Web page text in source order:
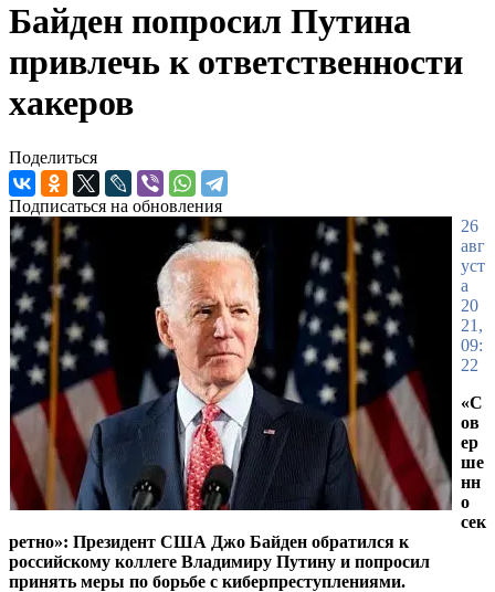
Байден попросил Путина
привлечь к ответственности
хакеров
Поделиться
Подписаться на обновления
26
авг
уст
а
20
21,
09:
22
«С
ов
ер
ше
нн
о
сек
ретно»: Президент США Джо Байден обратился к
российскому коллеге Владимиру Путину и попросил
принять меры по борьбе с киберпреступлениями.